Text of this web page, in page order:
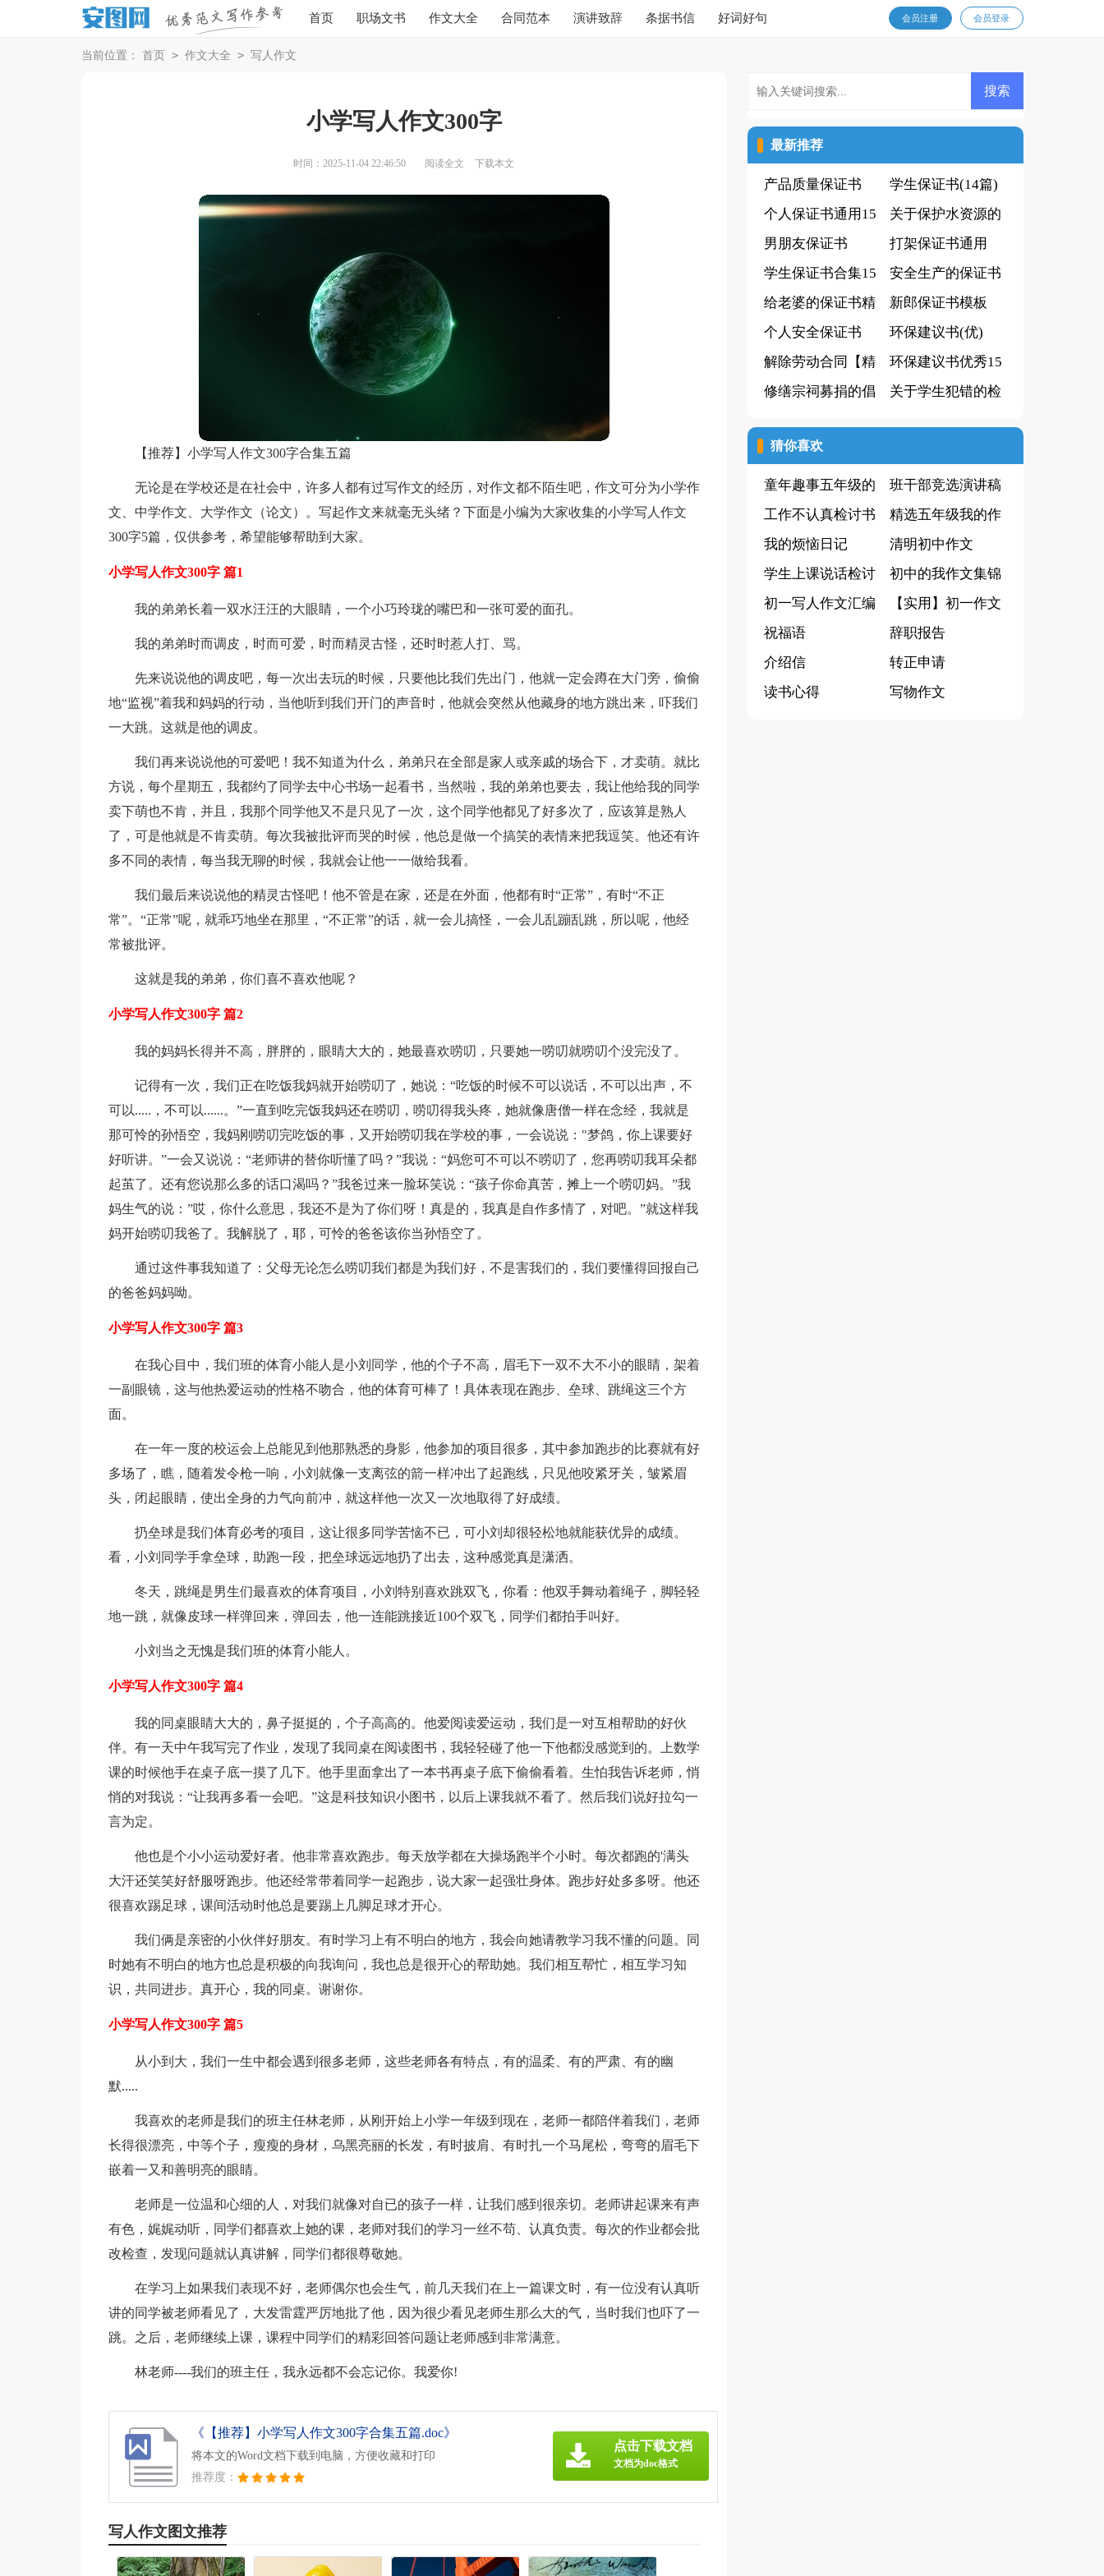
首页 职场文书 作文大全 合同范本 演讲致辞 条据书信 好词好句 会员登录
会员注册
当前位置： 首页 > 作文大全 > 写人作文
小学写人作文300字
时间：2025-11-04 22:46:50 阅读全文 下载本文
【推荐】小学写人作文300字合集五篇
无论是在学校还是在社会中，许多人都有过写作文的经历，对作文都不陌生吧，作文可分为小学作
文、中学作文、大学作文（论文）。写起作文来就毫无头绪？下面是小编为大家收集的小学写人作文
300字5篇，仅供参考，希望能够帮助到大家。
小学写人作文300字 篇1
我的弟弟长着一双水汪汪的大眼睛，一个小巧玲珑的嘴巴和一张可爱的面孔。
我的弟弟时而调皮，时而可爱，时而精灵古怪，还时时惹人打、骂。
先来说说他的调皮吧，每一次出去玩的时候，只要他比我们先出门，他就一定会蹲在大门旁，偷偷
地“监视”着我和妈妈的行动，当他听到我们开门的声音时，他就会突然从他藏身的地方跳出来，吓我们
一大跳。这就是他的调皮。
我们再来说说他的可爱吧！我不知道为什么，弟弟只在全部是家人或亲戚的场合下，才卖萌。就比
方说，每个星期五，我都约了同学去中心书场一起看书，当然啦，我的弟弟也要去，我让他给我的同学
卖下萌也不肯，并且，我那个同学他又不是只见了一次，这个同学他都见了好多次了，应该算是熟人
了，可是他就是不肯卖萌。每次我被批评而哭的时候，他总是做一个搞笑的表情来把我逗笑。他还有许
多不同的表情，每当我无聊的时候，我就会让他一一做给我看。
我们最后来说说他的精灵古怪吧！他不管是在家，还是在外面，他都有时“正常”，有时“不正
常”。“正常”呢，就乖巧地坐在那里，“不正常”的话，就一会儿搞怪，一会儿乱蹦乱跳，所以呢，他经
常被批评。
这就是我的弟弟，你们喜不喜欢他呢？
小学写人作文300字 篇2
我的妈妈长得并不高，胖胖的，眼睛大大的，她最喜欢唠叨，只要她一唠叨就唠叨个没完没了。
记得有一次，我们正在吃饭我妈就开始唠叨了，她说：“吃饭的时候不可以说话，不可以出声，不
可以.....，不可以......。”一直到吃完饭我妈还在唠叨，唠叨得我头疼，她就像唐僧一样在念经，我就是
那可怜的孙悟空，我妈刚唠叨完吃饭的事，又开始唠叨我在学校的事，一会说说："梦鸽，你上课要好
好听讲。”一会又说说：“老师讲的替你听懂了吗？”我说：“妈您可不可以不唠叨了，您再唠叨我耳朵都
起茧了。还有您说那么多的话口渴吗？”我爸过来一脸坏笑说：“孩子你命真苦，摊上一个唠叨妈。”我
妈生气的说：”哎，你什么意思，我还不是为了你们呀！真是的，我真是自作多情了，对吧。”就这样我
妈开始唠叨我爸了。我解脱了，耶，可怜的爸爸该你当孙悟空了。
通过这件事我知道了：父母无论怎么唠叨我们都是为我们好，不是害我们的，我们要懂得回报自己
的爸爸妈妈呦。
小学写人作文300字 篇3
在我心目中，我们班的体育小能人是小刘同学，他的个子不高，眉毛下一双不大不小的眼睛，架着
一副眼镜，这与他热爱运动的性格不吻合，他的体育可棒了！具体表现在跑步、垒球、跳绳这三个方
面。
在一年一度的校运会上总能见到他那熟悉的身影，他参加的项目很多，其中参加跑步的比赛就有好
多场了，瞧，随着发令枪一响，小刘就像一支离弦的箭一样冲出了起跑线，只见他咬紧牙关，皱紧眉
头，闭起眼睛，使出全身的力气向前冲，就这样他一次又一次地取得了好成绩。
扔垒球是我们体育必考的项目，这让很多同学苦恼不已，可小刘却很轻松地就能获优异的成绩。
看，小刘同学手拿垒球，助跑一段，把垒球远远地扔了出去，这种感觉真是潇洒。
冬天，跳绳是男生们最喜欢的体育项目，小刘特别喜欢跳双飞，你看：他双手舞动着绳子，脚轻轻
地一跳，就像皮球一样弹回来，弹回去，他一连能跳接近100个双飞，同学们都拍手叫好。
小刘当之无愧是我们班的体育小能人。
小学写人作文300字 篇4
我的同桌眼睛大大的，鼻子挺挺的，个子高高的。他爱阅读爱运动，我们是一对互相帮助的好伙
伴。有一天中午我写完了作业，发现了我同桌在阅读图书，我轻轻碰了他一下他都没感觉到的。上数学
课的时候他手在桌子底一摸了几下。他手里面拿出了一本书再桌子底下偷偷看着。生怕我告诉老师，悄
悄的对我说：“让我再多看一会吧。”这是科技知识小图书，以后上课我就不看了。然后我们说好拉勾一
言为定。
他也是个小小运动爱好者。他非常喜欢跑步。每天放学都在大操场跑半个小时。每次都跑的'满头
大汗还笑笑好舒服呀跑步。他还经常带着同学一起跑步，说大家一起强壮身体。跑步好处多多呀。他还
很喜欢踢足球，课间活动时他总是要踢上几脚足球才开心。
我们俩是亲密的小伙伴好朋友。有时学习上有不明白的地方，我会向她请教学习我不懂的问题。同
时她有不明白的地方也总是积极的向我询问，我也总是很开心的帮助她。我们相互帮忙，相互学习知
识，共同进步。真开心，我的同桌。谢谢你。
小学写人作文300字 篇5
从小到大，我们一生中都会遇到很多老师，这些老师各有特点，有的温柔、有的严肃、有的幽
默.....
我喜欢的老师是我们的班主任林老师，从刚开始上小学一年级到现在，老师一都陪伴着我们，老师
长得很漂亮，中等个子，瘦瘦的身材，乌黑亮丽的长发，有时披肩、有时扎一个马尾松，弯弯的眉毛下
嵌着一又和善明亮的眼睛。
老师是一位温和心细的人，对我们就像对自已的孩子一样，让我们感到很亲切。老师讲起课来有声
有色，娓娓动听，同学们都喜欢上她的课，老师对我们的学习一丝不苟、认真负责。每次的作业都会批
改检查，发现问题就认真讲解，同学们都很尊敬她。
在学习上如果我们表现不好，老师偶尔也会生气，前几天我们在上一篇课文时，有一位没有认真听
讲的同学被老师看见了，大发雷霆严厉地批了他，因为很少看见老师生那么大的气，当时我们也吓了一
跳。之后，老师继续上课，课程中同学们的精彩回答问题让老师感到非常满意。
林老师----我们的班主任，我永远都不会忘记你。我爱你!
《【推荐】小学写人作文300字合集五篇.doc》
将本文的Word文档下载到电脑，方便收藏和打印
推荐度：
点击下载文档
文档为doc格式
写人作文图文推荐
最新推荐
产品质量保证书
(通用15篇)
学生保证书(14篇)
个人保证书通用15
篇
关于保护水资源的
建议书
男朋友保证书
打架保证书通用
学生保证书合集15
篇
安全生产的保证书
给老婆的保证书精
选15篇
新郎保证书模板
个人安全保证书
(通用15篇)
环保建议书(优)
解除劳动合同【精
品15篇】
环保建议书优秀15
篇
修缮宗祠募捐的倡
关于学生犯错的检
猜你喜欢
童年趣事五年级的
作文
班干部竞选演讲稿
精选15篇
工作不认真检讨书
10篇
精选五年级我的作
文300字集锦10篇
我的烦恼日记
清明初中作文
学生上课说话检讨
书(15篇)
初中的我作文集锦
7篇
初一写人作文汇编
十篇
【实用】初一作文
集合7篇
祝福语
辞职报告
介绍信
转正申请
读书心得
写物作文